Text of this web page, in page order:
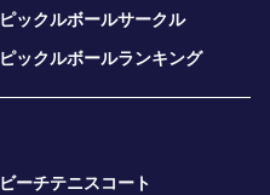
ピックルボールサークル
ピックルボールランキング
ビーチテニスコート